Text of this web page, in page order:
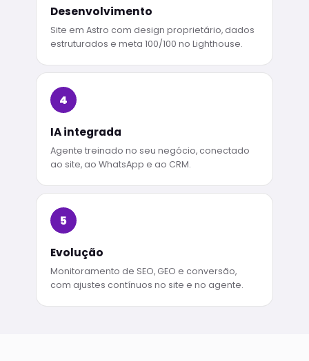
Desenvolvimento
Site em Astro com design proprietário, dados
estruturados e meta 100/100 no Lighthouse.
4
IA integrada
Agente treinado no seu negócio, conectado
ao site, ao WhatsApp e ao CRM.
5
Evolução
Monitoramento de SEO, GEO e conversão,
com ajustes contínuos no site e no agente.